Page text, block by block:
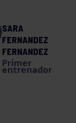
SARA
FERNANDEZ
FERNANDEZ
Primer
entrenador